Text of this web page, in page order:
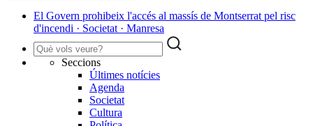
El Govern prohibeix l'accés al massís de Montserrat pel risc
d'incendi · Societat · Manresa
Seccions
Últimes notícies
Agenda
Societat
Cultura